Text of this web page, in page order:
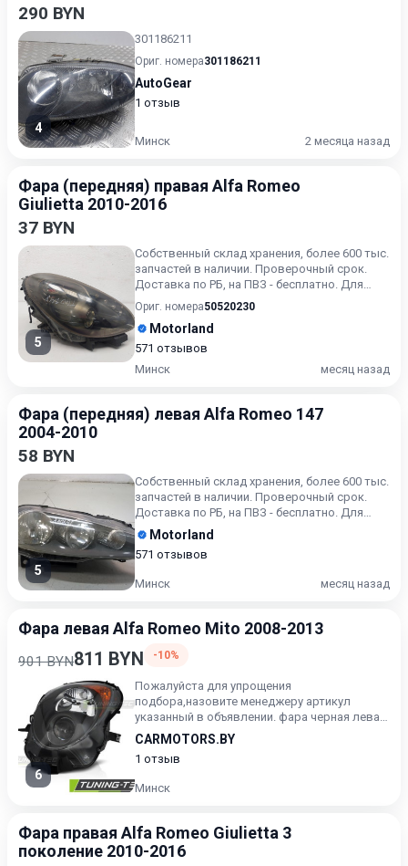
290 BYN
4
301186211
Ориг. номера301186211
AutoGear
1 отзыв
Минск 2 месяца назад
Фара (передняя) правая Alfa Romeo
Giulietta 2010-2016
37 BYN
5
Собственный склад хранения, более 600 тыс.
запчастей в наличии. Проверочный срок.
Доставка по РБ, на ПВЗ - бесплатно. Для
получения актуальн...
Ориг. номера50520230
Motorland
571 отзывов
Минск
месяц назад
Фара (передняя) левая Alfa Romeo 147
2004-2010
58 BYN
5
Собственный склад хранения, более 600 тыс.
запчастей в наличии. Проверочный срок.
Доставка по РБ, на ПВЗ - бесплатно. Для
получения актуальн...
Motorland
571 отзывов
Минск месяц назад
Фара левая Alfa Romeo Mito 2008-2013
901 BYN811 BYN -10%
6
Пожалуйста для упрощения
подбора,назовите менеджеру артикул
указанный в объявлении. фара черная левая
сторона tyc 08-15
CARMOTORS.BY
1 отзыв
Минск
Фара правая Alfa Romeo Giulietta 3
поколение 2010-2016